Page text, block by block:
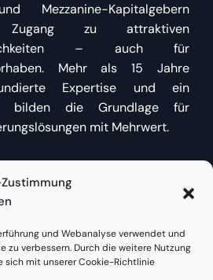
und Webanalyse verwendet und
zu verbessern. Durch die weitere Nutzung
sich mit unserer Cookie-Richtlinie
Mezzanine-Kapitalgebern
zu attraktiven
– auch für
Mehr als 15 Jahre
Expertise und ein
bilden die Grundlage für
mit Mehrwert.
finden hier direkt Zugangzu
oder neuen Anfragen.